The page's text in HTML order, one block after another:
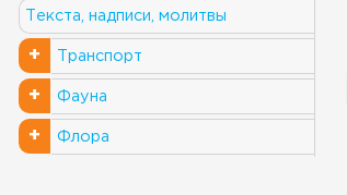
Текста, надписи, молитвы
+ Транспорт
+ Фауна
+ Флора